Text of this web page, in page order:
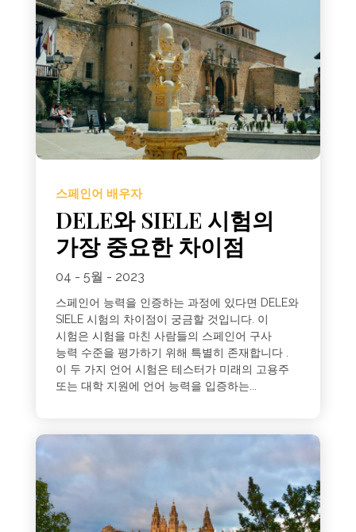
스페인어 배우자
DELE와 SIELE 시험의
가장 중요한 차이점
04 - 5월 - 2023
스페인어 능력을 인증하는 과정에 있다면 DELE와
SIELE 시험의 차이점이 궁금할 것입니다. 이
시험은 시험을 마친 사람들의 스페인어 구사
능력 수준을 평가하기 위해 특별히 존재합니다 .
이 두 가지 언어 시험은 테스터가 미래의 고용주
또는 대학 지원에 언어 능력을 입증하는...